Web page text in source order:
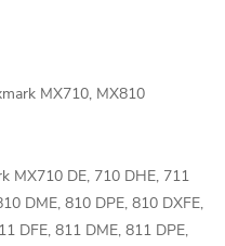
MX710, MX810
MX710 DE, 710 DHE, 711
DME, 810 DPE, 810 DXFE,
DFE, 811 DME, 811 DPE,